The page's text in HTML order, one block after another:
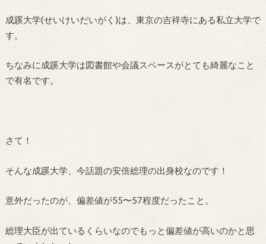
成蹊大学(せいけいだいがく)は、東京の吉祥寺にある私立大学で
す。
ちなみに成蹊大学は図書館や会議スペースがとても綺麗なこと
で有名です。
さて！
そんな成蹊大学、今話題の安倍総理の出身校なのです！
意外だったのが、偏差値が55〜57程度だったこと。
総理大臣が出ているくらいなのでもっと偏差値が高いのかと思